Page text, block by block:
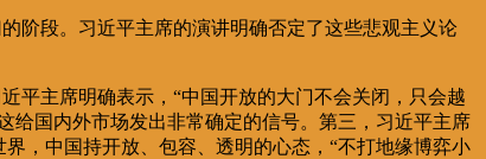
阶段。习近平主席的演讲明确否定了这些悲观主义论
平主席明确表示，“中国开放的大门不会关闭，只会越
给国内外市场发出非常确定的信号。第三，习近平主席
，中国持开放、包容、透明的心态，“不打地缘博弈小